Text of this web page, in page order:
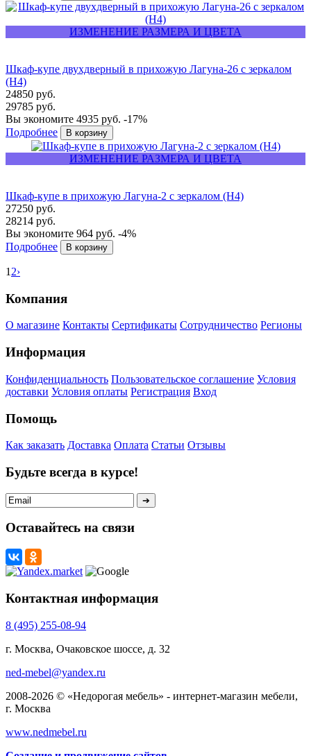
ИЗМЕНЕНИЕ РАЗМЕРА И ЦВЕТА
Шкаф-купе двухдверный в прихожую Лагуна-26 с зеркалом
(Н4)
24850 руб.
29785 руб.
Вы экономите 4935 руб. -17%
Подробнее
ИЗМЕНЕНИЕ РАЗМЕРА И ЦВЕТА
Шкаф-купе в прихожую Лагуна-2 с зеркалом (Н4)
27250 руб.
28214 руб.
Вы экономите 964 руб. -4%
Подробнее
1 2›
Компания
О магазине Контакты Сертификаты Сотрудничество Регионы
Информация
Конфиденциальность Пользовательское соглашение Условия
доставки Условия оплаты Регистрация Вход
Помощь
Как заказать Доставка Оплата Статьи Отзывы
Будьте всегда в курсе!
Оставайтесь на связи
Контактная информация
8 (495) 255-08-94
г. Москва, Очаковское шоссе, д. 32
ned-mebel@yandex.ru
2008-2026 © «Недорогая мебель» - интернет-магазин мебели,
г. Москва
www.nedmebel.ru